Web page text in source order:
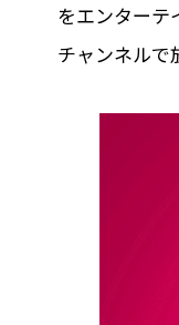
をエンターテ
チャンネルで